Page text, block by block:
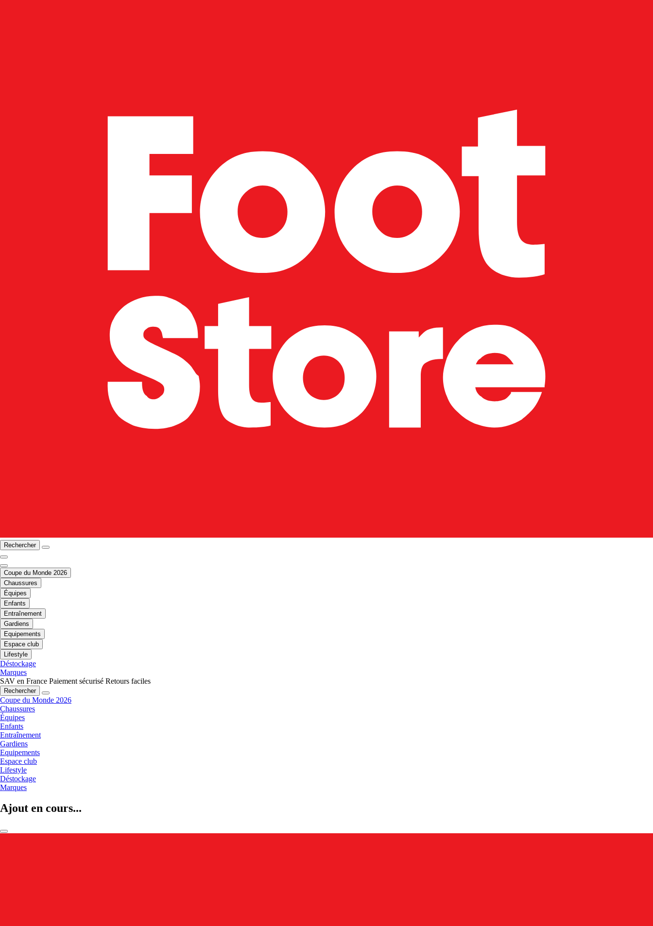
Rechercher
Coupe du Monde 2026
Chaussures
Équipes
Enfants
Entraînement
Gardiens
Equipements
Espace club
Lifestyle
Déstockage
Marques
SAV en France Paiement sécurisé Retours faciles
Rechercher
Coupe du Monde 2026
Chaussures
Équipes
Enfants
Entraînement
Gardiens
Equipements
Espace club
Lifestyle
Déstockage
Marques
Ajout en cours...